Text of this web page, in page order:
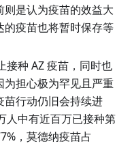
是认为疫苗的效益大
疫苗也将暂时保存等
接种 AZ 疫苗，同时也
担心极为罕见且严重
苗行动仍旧会持续进
人中有近百万已接种第
，莫德纳疫苗占